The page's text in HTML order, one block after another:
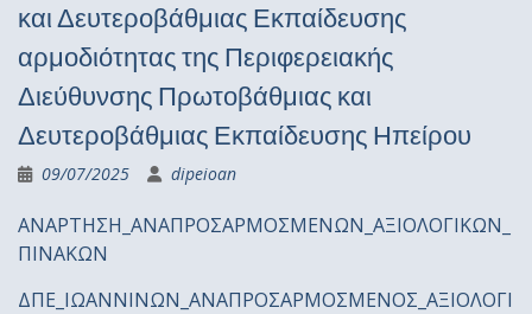
και Δευτεροβάθμιας Εκπαίδευσης
αρμοδιότητας της Περιφερειακής
Διεύθυνσης Πρωτοβάθμιας και
Δευτεροβάθμιας Εκπαίδευσης Ηπείρου
09/07/2025 dipeioan
ΑΝΑΡΤΗΣΗ_ΑΝΑΠΡΟΣΑΡΜΟΣΜΕΝΩΝ_ΑΞΙΟΛΟΓΙΚΩΝ_
ΠΙΝΑΚΩΝ
ΔΠΕ_ΙΩΑΝΝΙΝΩΝ_ΑΝΑΠΡΟΣΑΡΜΟΣΜΕΝΟΣ_ΑΞΙΟΛΟΓΙ